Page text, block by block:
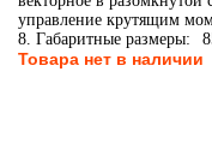
управление крутящим
8. Габаритные размеры:
Товара нет в наличии